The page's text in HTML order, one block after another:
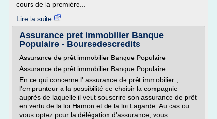
cours de la première...
Lire la suite
Assurance pret immobilier Banque
Populaire - Boursedescredits
Assurance de prêt immobilier Banque Populaire
Assurance de prêt immobilier Banque Populaire
En ce qui concerne l' assurance de prêt immobilier ,
l'emprunteur a la possibilité de choisir la compagnie
auprès de laquelle il veut souscrire son assurance de prêt
en vertu de la loi Hamon et de la loi Lagarde. Au cas où
vous optez pour la délégation d'assurance, vous